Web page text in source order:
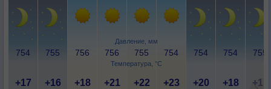
Давление, мм
Температура, °C
754 755 756 756 755 754 754 754 755
+17 +16 +18 +21 +22 +23 +20 +18 +17